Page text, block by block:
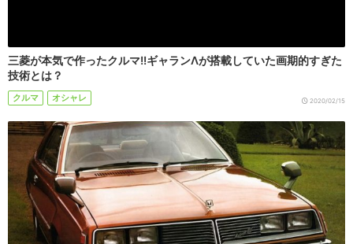
三菱が本気で作ったクルマ!!ギャランΛが搭載していた画期的すぎた
技術とは？
クルマ オシャレ 2020/02/15